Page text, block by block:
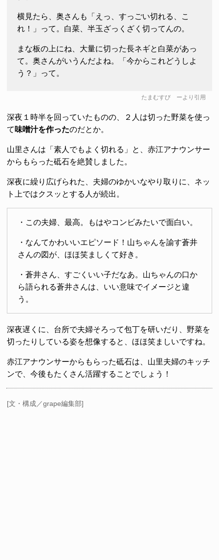
横見たら、奥さんも「えっ、すっごい切れる、こ
れ！」って。白菜、半玉ざっくざく切ってんの。
まな板の上にね、大量に切った長ネギと白菜があっ
て。奥さんがいうんだよね。「今からこれどうしよ
う？」って。
たまむすびーより引用
深夜１時半を回っていたものの、２人は切った野菜を使っ
て 味噌汁を作ったのだとか。
山里さんは「素人でもよく切れる」と、赤江アナウンサー
からもらった砥石を絶賛しました。
深夜に繰り広げられた、夫婦のゆかいなやり取りに、ネッ
ト上ではクスッとする人が続出。
・この夫婦、最高。もはやコンビみたいで面白い。
・なんてかわいいエピソード！山ちゃんを諭す蒼井
さんの図が、ほほ笑ましくて好き。
・蒼井さん、すごくいい子だなあ。山ちゃんの口か
ら語られる蒼井さんは、いい意味でイメージと違
う。
深夜遅くに、台所で夫婦そろって包丁を研いだり、野菜を
切ったりしている姿を想像すると、ほほ笑ましいですね。
赤江アナウンサーからもらった砥石は、山里夫婦のキッチ
ンで、今後もたくさん活躍することでしょう！
[文・構成／grape編集部]